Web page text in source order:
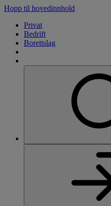
Hopp til hovedinnhold
Privat
Bedrift
Borettslag